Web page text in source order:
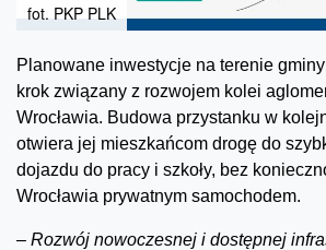
fot. PKP PLK
Planowane inwestycje na terenie
krok związany z rozwojem kolei
Wrocławia. Budowa przystanku w
otwiera jej mieszkańcom drogę do
dojazdu do pracy i szkoły, bez
Wrocławia prywatnym samochodem.
– Rozwój nowoczesnej i dostępnej